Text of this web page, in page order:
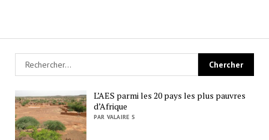
L’AES parmi les 20 pays les plus pauvres
d’Afrique
PAR VALAIRE S